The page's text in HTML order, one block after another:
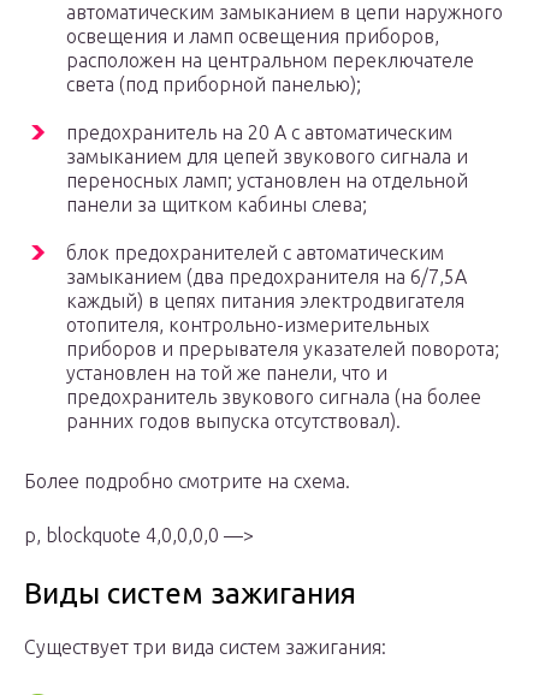
автоматическим замыканием в цепи наружного
освещения и ламп освещения приборов,
расположен на центральном переключателе
света (под приборной панелью);
предохранитель на 20 А с автоматическим
замыканием для цепей звукового сигнала и
переносных ламп; установлен на отдельной
панели за щитком кабины слева;
блок предохранителей с автоматическим
замыканием (два предохранителя на 6/7,5А
каждый) в цепях питания электродвигателя
отопителя, контрольно-измерительных
приборов и прерывателя указателей поворота;
установлен на той же панели, что и
предохранитель звукового сигнала (на более
ранних годов выпуска отсутствовал).
Более подробно смотрите на схема.
p, blockquote 4,0,0,0,0 —>
Виды систем зажигания
Существует три вида систем зажигания: